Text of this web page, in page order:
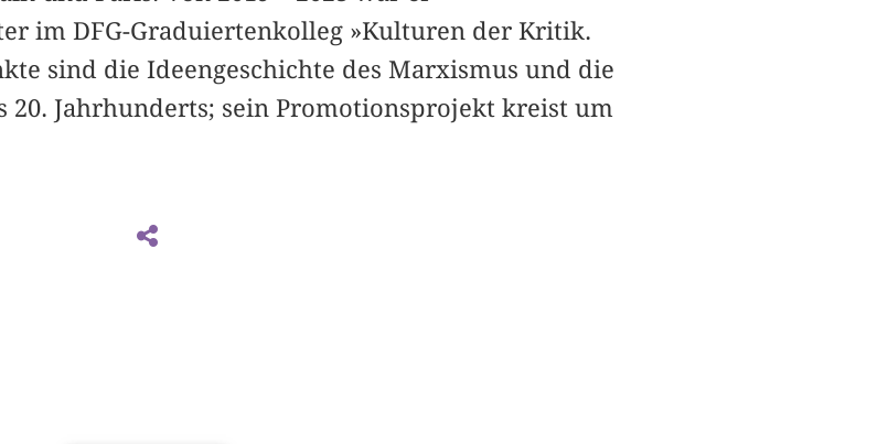
im DFG-Graduiertenkolleg »Kulturen der Kritik.
sind die Ideengeschichte des Marxismus und die
20. Jahrhunderts; sein Promotionsprojekt kreist um